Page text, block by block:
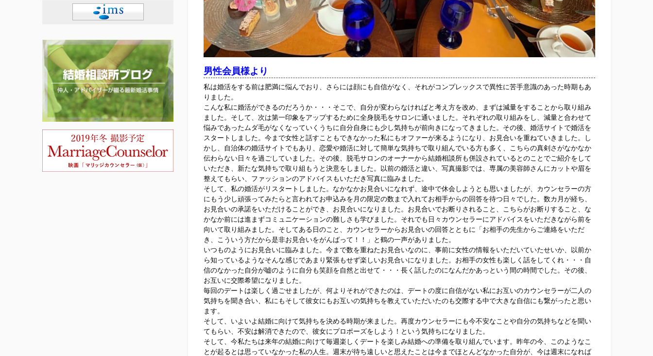
男性会員様より
私は婚活をする前は肥満に悩んでおり、さらには顔にも自信がなく、それがコンプレックスで異性に苦手意識のあった時期もあ
りました。
こんな私に婚活ができるのだろうか・・・そこで、自分が変わらなければと考え方を改め、まずは減量をすることから取り組み
ました。そして、次は第一印象をアップするために全身脱毛をサロンに通いました。それぞれの取り組みをし、減量と合わせて
悩みであったムダ毛がなくなっていくうちに自分自身にも少し気持ちが前向きになってきました。その後、婚活サイトで婚活を
スタートしました。今まで女性と話すこともできなかった私にもオファーが来るようになり、お見合いを重ねていきました。し
かし、自治体の婚活サイトでもあり、恋愛や婚活に対して簡単な気持ちで取り組んでいる方も多く、こちらの真剣さがなかなか
伝わらない日々を過ごしていました。その後、脱毛サロンのオーナーから結婚相談所も併設されているとのことでご紹介をして
いただき、新たな気持ちで取り組もうと決意をしました。以前の婚活と違い、写真撮影では、専属の美容師さんにカットや眉を
整えてもらい、ファッションのアドバイスもいただき写真に臨みました。
そして、私の婚活がリスタートしました。なかなかお見合いになれず、途中で休会しようとも思いましたが、カウンセラーの方
にもう少し頑張ってみたらと言われてお申込みを月の限定の数まで入れてお相手からの回答を待つ日々でした。数カ月が経ち、
お見合いの承諾をいただけることができ、お見合いになりました。お見合いでお断りされること、こちらがお断りすること、な
かなか前には進まずコミュニケーションの難しさも学びました。それでも日々カウンセラーにアドバイスをいただきながら前を
向いて取り組みました。そしてある日のこと、カウンセラーからお見合いの回答とともに「お相手の先生からご連絡をいただ
き、こういう方だから是非お見合いをがんばって！！」と鶴の一声がありました。
いつものようにお見合いに臨みました。今まで数を重ねたお見合いなのに、事前に女性の情報をいただいていたせいか、以前か
ら知っているようなそんな感じであまり緊張もせず楽しいお見合いになりました。お相手の女性も楽しく話をしてくれ・・・自
信のなかった自分が嘘のように自分も笑顔を自然と出せて・・・長く話したのになんだかあっという間の時間でした。その後、
お互いに交際希望になりました。
毎回のデートは楽しく過ごせましたが、何よりそれができたのは、デートの度に自信がない私にお互いのカウンセラーが二人の
気持ちを聞き合い、私にもそして彼女にもお互いの気持ちを教えていただいたのも交際する中で大きな自信にも繋がったと思い
ます。
そして、いよいよ結婚に向けて気持ちを決める時期が来ました。再度カウンセラーにも今不安なことや自分の気持ちなどを聞い
てもらい、不安は解消できたので、彼女にプロポーズをしよう！という気持ちになりました。
そして、今私たちは来年の結婚に向けて毎週楽しくデートを楽しみ結婚への準備を取り組んでいます。昨年の今、このようなこ
とが起るとは思っていなかった私の人生。週末が待ち遠しいと思えたことは今までほとんどなかった自分が、今は週末になれば